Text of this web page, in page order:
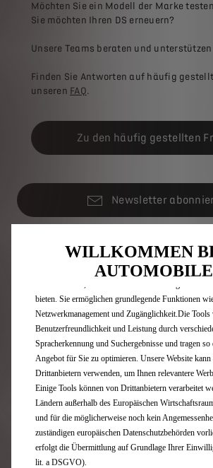
Möchten Sie ein Modell der Marke
Sie möchten Ihren DS erneuern?
Unsere Teams beraten und unterstützen
Finden Sie Antworten auf häufig
unseren FAQ.
Zu den häufig gestellten
Newsletter
Modelle
Elektrofahrzeuge
Hybridfahrzeuge
Plug-In-Hybridfahrzeuge
SUV
Limousinen
Schnellzugriffe
News
WILLKOMMEN
Wir verwenden Cookies und/oder andere Tracking-
bieten. Sie ermöglichen grundlegende Funktionen
Netzwerkmanagement und Zugänglichkeit.Die Tools
Benutzerfreundlichkeit und Leistung durch
Spracherkennung und Suchergebnisse und tragen so
Angebot für Sie zu optimieren. Unsere Website
Drittanbietern verwenden, um Ihnen relevantere
Einige Tools können von Drittanbietern verarbeitet
Ländern außerhalb des Europäischen
und für die möglicherweise noch kein
zuständigen europäischen Datenschutzbehörden
erfolgt die Übermittlung auf Grundlage Ihrer
lit. a DSGVO).